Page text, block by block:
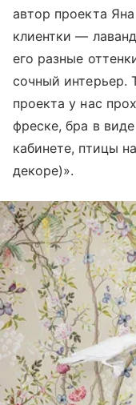
автор проекта
клиентки —
его разные
сочный интерьер.
проекта у нас
фреске, бра в
кабинете, птицы
декоре)».